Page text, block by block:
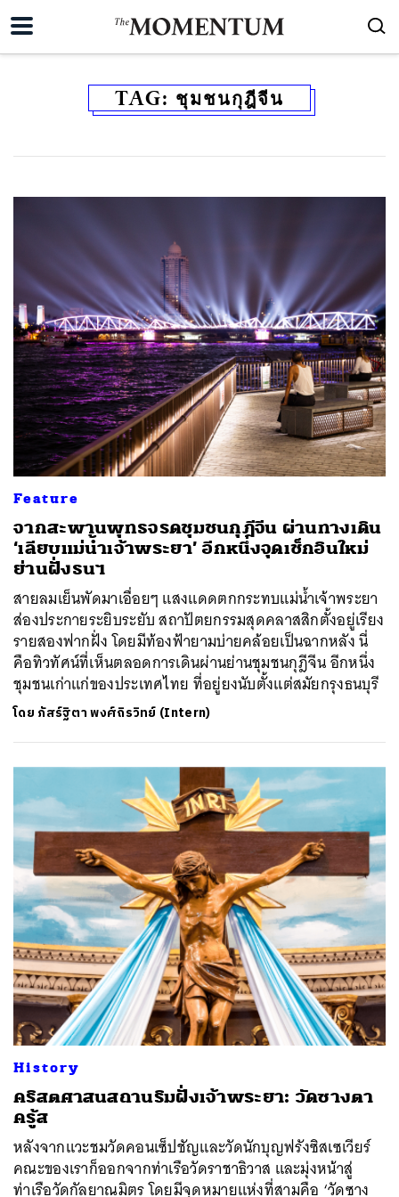
TAG: ชุมชนกุฎีจีน
Feature
จากสะพานพุทธจรดชุมชนกุฎีจีน ผ่านทางเดิน
‘เลียบแม่น้ำเจ้าพระยา’ อีกหนึ่งจุดเช็กอินใหม่
ย่านฝั่งธนฯ
สายลมเย็นพัดมาเอื่อยๆ แสงแดดตกกระทบแม่น้ำเจ้าพระยา
ส่องประกายระยิบระยับ สถาปัตยกรรมสุดคลาสสิกตั้งอยู่เรียง
รายสองฟากฝั่ง โดยมีท้องฟ้ายามบ่ายคล้อยเป็นฉากหลัง นี่
คือทิวทัศน์ที่เห็นตลอดการเดินผ่านย่านชุมชนกุฎีจีน อีกหนึ่ง
ชุมชนเก่าแก่ของประเทศไทย ที่อยู่ยงนับตั้งแต่สมัยกรุงธนบุรี
โดย ภัสร์ฐิตา พงศ์ถิรวิทย์ (Intern)
History
คริสตศาสนสถานริมฝั่งเจ้าพระยา: วัดซางตา
ครู้ส
หลังจากแวะชมวัดคอนเซ็ปชัญและวัดนักบุญฟรังซิสเซเวียร์
คณะของเราก็ออกจากท่าเรือวัดราชาธิวาส และมุ่งหน้าสู่
ท่าเรือวัดกัลยาณมิตร โดยมีจุดหมายแห่งที่สามคือ ‘วัดซาง